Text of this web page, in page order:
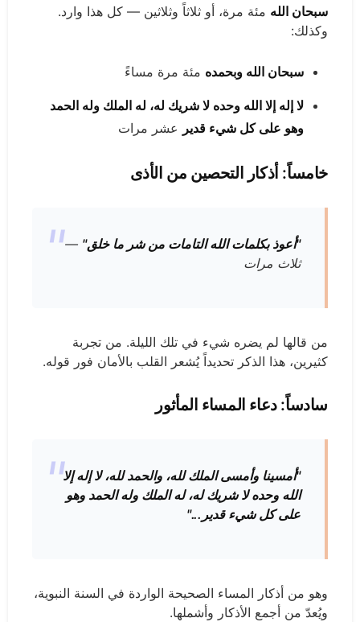
سبحان الله مئة مرة، أو ثلاثاً وثلاثين — كل هذا وارد.
وكذلك:
سبحان الله وبحمده مئة مرة مساءً
لا إله إلا الله وحده لا شريك له، له الملك وله الحمد
وهو على كل شيء قدير عشر مرات
خامساً: أذكار التحصين من الأذى
"أعوذ بكلمات الله التامات من شر ما خلق" —
ثلاث مرات
من قالها لم يضره شيء في تلك الليلة. من تجربة
كثيرين، هذا الذكر تحديداً يُشعر القلب بالأمان فور قوله.
سادساً: دعاء المساء المأثور
"أمسينا وأمسى الملك لله، والحمد لله، لا إله إلا
الله وحده لا شريك له، له الملك وله الحمد وهو
على كل شيء قدير..."
وهو من أذكار المساء الصحيحة الواردة في السنة النبوية،
ويُعدّ من أجمع الأذكار وأشملها.